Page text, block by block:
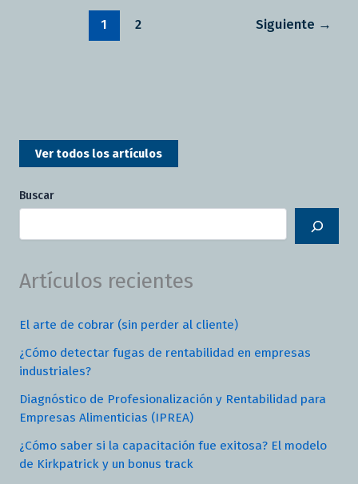
1 2 Siguiente →
Ver todos los artículos
Buscar
Artículos recientes
El arte de cobrar (sin perder al cliente)
¿Cómo detectar fugas de rentabilidad en empresas
industriales?
Diagnóstico de Profesionalización y Rentabilidad para
Empresas Alimenticias (IPREA)
¿Cómo saber si la capacitación fue exitosa? El modelo
de Kirkpatrick y un bonus track